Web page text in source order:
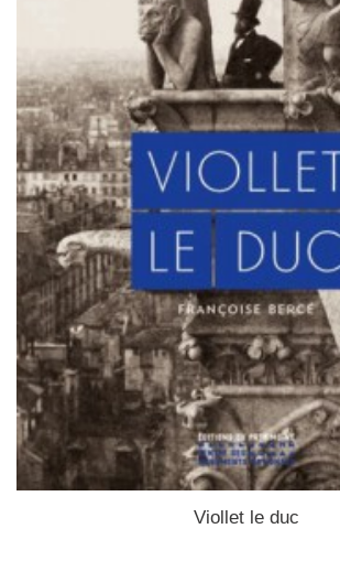
Viollet le duc